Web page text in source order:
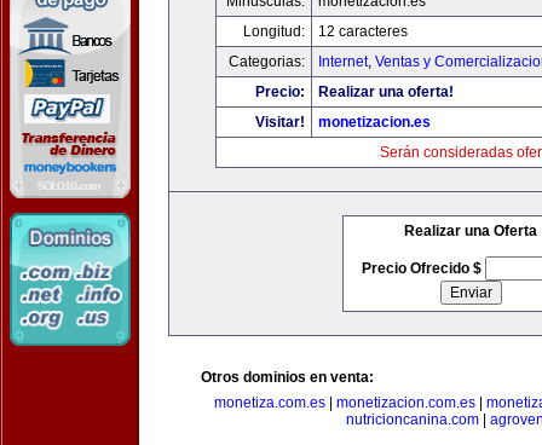
Longitud:
12 caracteres
Categorias:
Internet, Ventas y
Precio:
Realizar una oferta!
Visitar!
monetizacion.es
Serán consideradas
Realizar una Oferta
Precio Ofrecido $
Otros dominios en venta:
monetiza.com.es| monetizacion.com.es|
nutricioncanina.com